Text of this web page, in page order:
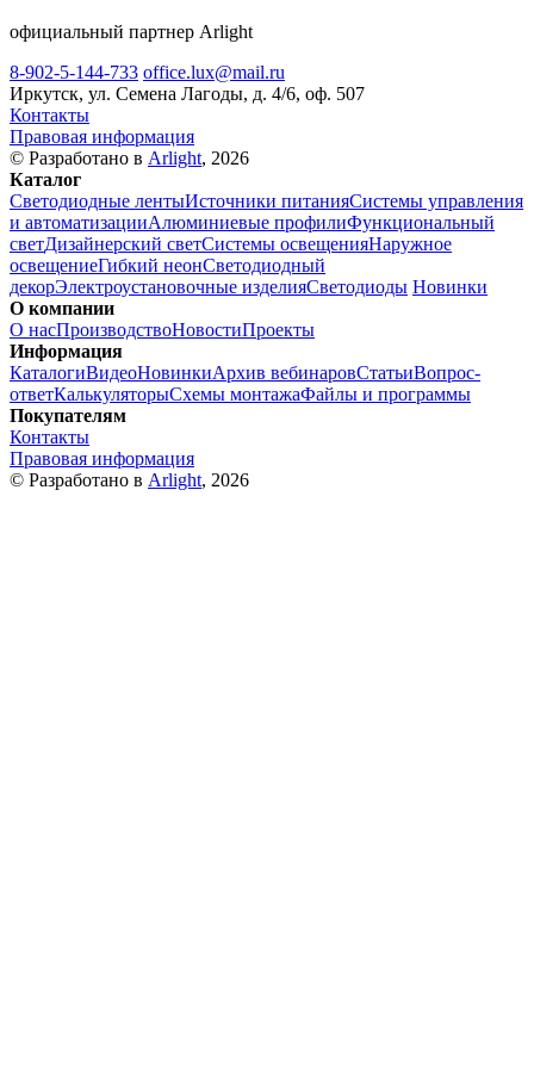
официальный партнер Arlight
8-902-5-144-733 office.lux@mail.ru
Иркутск, ул. Семена Лагоды, д. 4/6, оф. 507
Контакты
Правовая информация
© Разработано в Arlight, 2026
Каталог
Светодиодные лентыИсточники питанияСистемы управления
и автоматизацииАлюминиевые профилиФункциональный
светДизайнерский светСистемы освещенияНаружное
освещениеГибкий неонСветодиодный
декорЭлектроустановочные изделияСветодиоды Новинки
О компании
О насПроизводствоНовостиПроекты
Информация
КаталогиВидеоНовинкиАрхив вебинаровСтатьиВопрос-
ответКалькуляторыСхемы монтажаФайлы и программы
Покупателям
Контакты
Правовая информация
© Разработано в Arlight, 2026